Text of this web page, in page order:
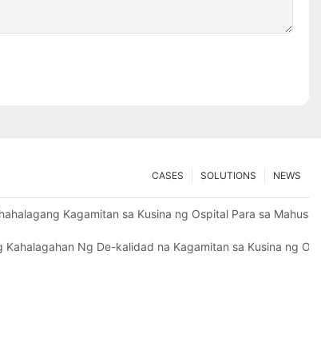
NEWS
SOLUTIONS
CASES
Kagamitan sa Kusina ng Ospital Para sa
Kahalagahan Ng De-kalidad na Kagamitan sa Kusina ng